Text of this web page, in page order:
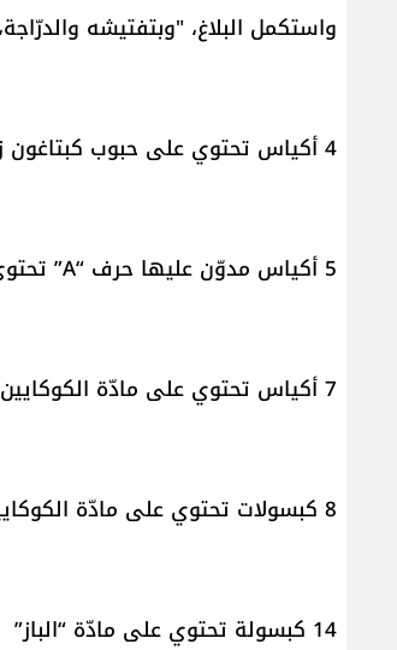
واستكمل البلاغ، "وبتفتيشه
4 أكياس تحتوي على حبوب كبتاغون زنتها حوالى 39 غرامًا
5 أكياس مدوّن عليها حرف “A” تحتوي على مادّة الكوكايين
7 أكياس تحتوي على مادّة الكوكايين
8 كبسولات تحتوي على مادّة الكوكايين
14 كبسولة تحتوي على مادّة “الباز”